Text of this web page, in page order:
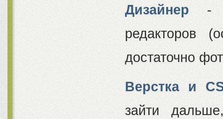
Дизайнер -
редакторов
достаточно
Верстка и
зайти